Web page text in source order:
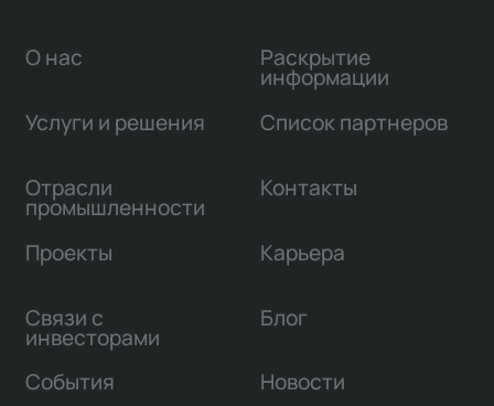
О нас
Услуги и решения
Отрасли
промышленности
Проекты
Связи с
инвесторами
Раскрытие
информации
Список партнеров
Контакты
Карьера
Блог
События Новости